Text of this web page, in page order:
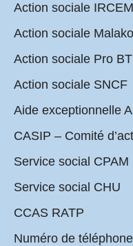
Action sociale IRCEM
Action sociale
Action sociale Pro
Action sociale SNCF
Aide exceptionnelle
CASIP – Comité
Service social CPAM
Service social CHU
CCAS RATP
Numéro de